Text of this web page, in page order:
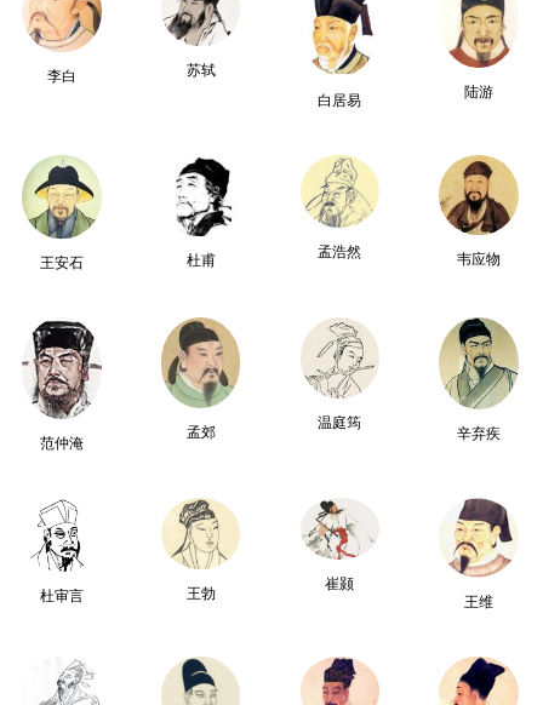
李白
苏轼
白居易
陆游
王安石 杜甫
孟浩然 韦应物
范仲淹
孟郊
温庭筠
辛弃疾
杜审言 王勃
崔颢
王维